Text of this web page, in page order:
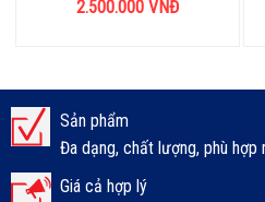
2.500.000 VNĐ
Sản phẩm
Đa dạng, chất lượng, phù hợp
Giá cả hợp lý